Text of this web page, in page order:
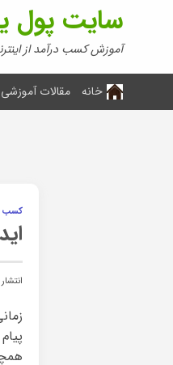
سایت پول
آموزش کسب درآمد از
خانه مقالات آموزشی
کسب